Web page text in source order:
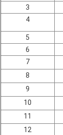
3
4
5
6
7
8
9
10
11
12